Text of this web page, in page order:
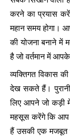
करने का प्रयास
महान समय होगा।
की योजना बनाने
है जो वर्तमान में
व्यक्तिगत विकास
देख सकते हैं।
लिए आपने जो कड़ी
महसूस करेंगे कि आप
हैं उसकी एक मजबूत